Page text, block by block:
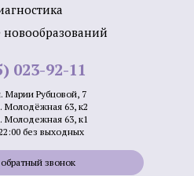
023-92-11
Марии Рубцовой, 7
Молодёжная 63, к2
Молодежная 63, к1
без выходных
обратный звонок